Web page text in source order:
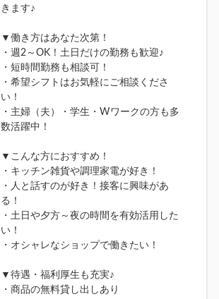
きます♪
▼働き方はあなた次第！
・週2～OK！土日だけの勤務も歓迎♪
・短時間勤務も相談可！
・希望シフトはお気軽にご相談くださ
い！
・主婦（夫）・学生・Wワークの方も多
数活躍中！
▼こんな方におすすめ！
・キッチン雑貨や調理家電が好き！
・人と話すのが好き！接客に興味があ
る！
・土日や夕方～夜の時間を有効活用した
い！
・オシャレなショップで働きたい！
▼待遇・福利厚生も充実♪
・商品の無料貸し出しあり